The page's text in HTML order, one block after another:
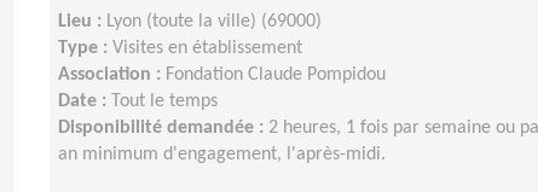
Lieu : Lyon (toute la ville) (69000)
Type : Visites en établissement
Association : Fondation Claude Pompidou
Date :
Tout le temps
Disponibilité demandée : 2 heures, 1 fois par semaine ou
an minimum d'engagement, l'après-midi.